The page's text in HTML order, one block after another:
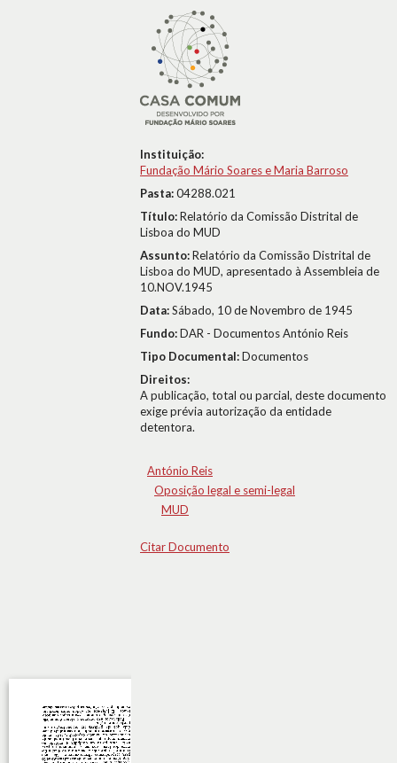
Instituição:
Fundação Mário Soares e Maria Barroso
Pasta:04288.021
Título:Relatório da Comissão Distrital de
Lisboa do MUD
Assunto:Relatório da Comissão Distrital de
Lisboa do MUD, apresentado à Assembleia de
10.NOV.1945
Data:Sábado, 10 de Novembro de 1945
Fundo:DAR - Documentos António Reis
Tipo Documental:Documentos
Direitos:
A publicação, total ou parcial, deste documento
exige prévia autorização da entidade
detentora.
António Reis
Oposição legal e semi-legal
MUD
Citar Documento